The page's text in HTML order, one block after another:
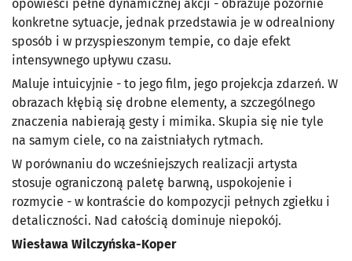
opowieści pełne dynamicznej akcji - obrazuje pozornie
konkretne sytuacje, jednak przedstawia je w odrealniony
sposób i w przyspieszonym tempie, co daje efekt
intensywnego upływu czasu.
Maluje intuicyjnie - to jego film, jego projekcja zdarzeń. W
obrazach kłębią się drobne elementy, a szczególnego
znaczenia nabierają gesty i mimika. Skupia się nie tyle
na samym ciele, co na zaistniałych rytmach.
W porównaniu do wcześniejszych realizacji artysta
stosuje ograniczoną paletę barwną, uspokojenie i
rozmycie - w kontraście do kompozycji pełnych zgiełku i
detaliczności. Nad całością dominuje niepokój.
Wiesława Wilczyńska-Koper